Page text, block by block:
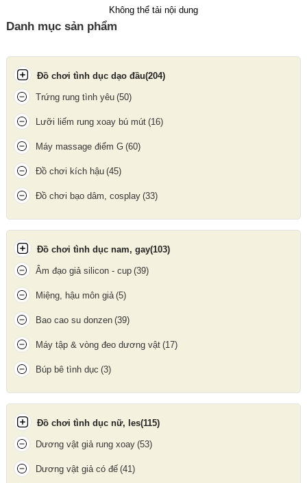
Máy đo huyết áp bắp tay Beurer BM28
Update gần nhất lúc 11:17:55 16/06/2026
Không thể tải nội dung
Danh mục sản phẩm
Đồ chơi tình dục dạo đầu(204)
Trứng rung tình yêu (50)
Lưỡi liếm rung xoay bú mút (16)
Máy massage điểm G (60)
Đồ chơi kích hậu (45)
Đồ chơi bạo dâm, cosplay (33)
Đồ chơi tình dục nam, gay(103)
Âm đạo giả silicon - cup (39)
Miệng, hậu môn giả (5)
Bao cao su donzen (39)
Máy tập & vòng đeo dương vật (17)
Búp bê tình dục (3)
Đồ chơi tình dục nữ, les(115)
Dương vật giả rung xoay (53)
Dương vật giả có đế (41)